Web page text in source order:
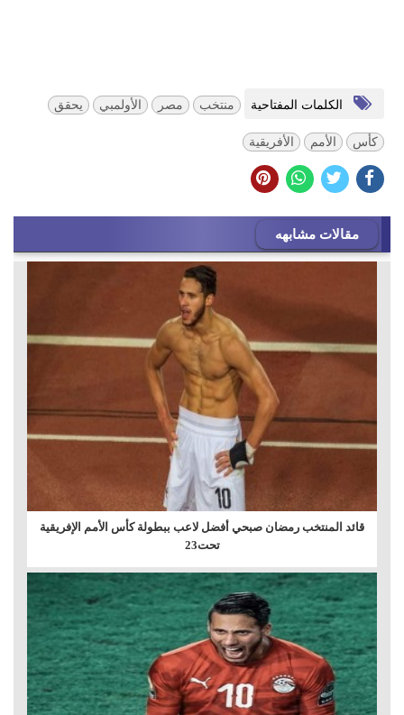
الكلمات المفتاحية منتخب مصر الأولمبي يحقق
كأس الأمم الأفريقية
مقالات مشابهه
قائد المنتخب رمضان صبحي أفضل لاعب ببطولة كأس الأمم الإفريقية
تحت23